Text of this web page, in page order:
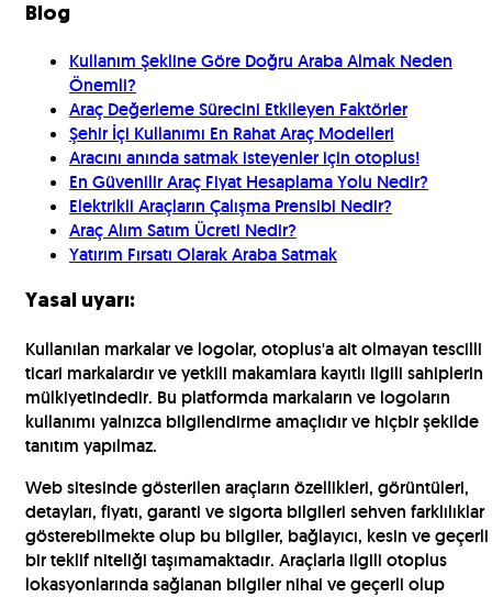
Blog
Kullanım Şekline Göre Doğru Araba Almak Neden
Önemli?
Araç Değerleme Sürecini Etkileyen Faktörler
Şehir İçi Kullanımı En Rahat Araç Modelleri
Aracını anında satmak isteyenler için otoplus!
En Güvenilir Araç Fiyat Hesaplama Yolu Nedir?
Elektrikli Araçların Çalışma Prensibi Nedir?
Araç Alım Satım Ücreti Nedir?
Yatırım Fırsatı Olarak Araba Satmak
Yasal uyarı:
Kullanılan markalar ve logolar, otoplus'a ait olmayan tescilli
ticari markalardır ve yetkili makamlara kayıtlı ilgili sahiplerin
mülkiyetindedir. Bu platformda markaların ve logoların
kullanımı yalnızca bilgilendirme amaçlıdır ve hiçbir şekilde
tanıtım yapılmaz.
Web sitesinde gösterilen araçların özellikleri, görüntüleri,
detayları, fiyatı, garanti ve sigorta bilgileri sehven farklılıklar
gösterebilmekte olup bu bilgiler, bağlayıcı, kesin ve geçerli
bir teklif niteliği taşımamaktadır. Araçlarla ilgili otoplus
lokasyonlarında sağlanan bilgiler nihai ve geçerli olup